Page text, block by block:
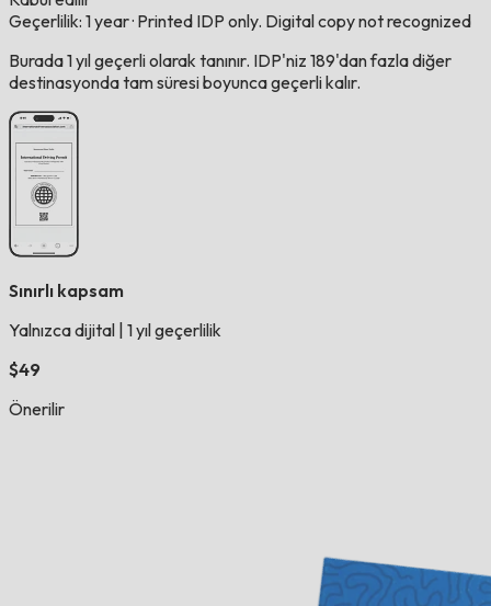
Geçerlilik: 1 year· Printed IDP only. Digital copy not recognized
Burada 1 yıl geçerli olarak tanınır. IDP'niz 189'dan fazla diğer
destinasyonda tam süresi boyunca geçerli kalır.
Sınırlı kapsam
Yalnızca dijital 1 yıl geçerlilik
$49
Önerilir